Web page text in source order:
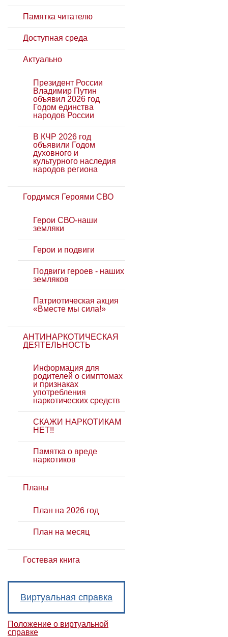
Памятка читателю
Доступная среда
Актуально
Президент России
Владимир Путин
объявил 2026 год
Годом единства
народов России
В КЧР 2026 год
объявили Годом
духовного и
культурного наследия
народов региона
Гордимся Героями СВО
Герои СВО-наши
земляки
Герои и подвиги
Подвиги героев - наших
земляков
Патриотическая акция
«Вместе мы сила!»
АНТИНАРКОТИЧЕСКАЯ
ДЕЯТЕЛЬНОСТЬ
Информация для
родителей о симптомах
и признаках
употребления
наркотических средств
СКАЖИ НАРКОТИКАМ
НЕТ!!
Памятка о вреде
наркотиков
Планы
План на 2026 год
План на месяц
Гостевая книга
Виртуальная справка
Положение о виртуальной
справке